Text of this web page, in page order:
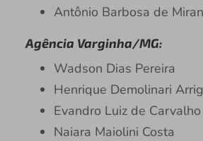
Antônio Barbosa de
Agência Varginha/MG:
Wadson Dias Pereira
Henrique Demolinari
Evandro Luiz de Carvalho
Naiara Maiolini Costa